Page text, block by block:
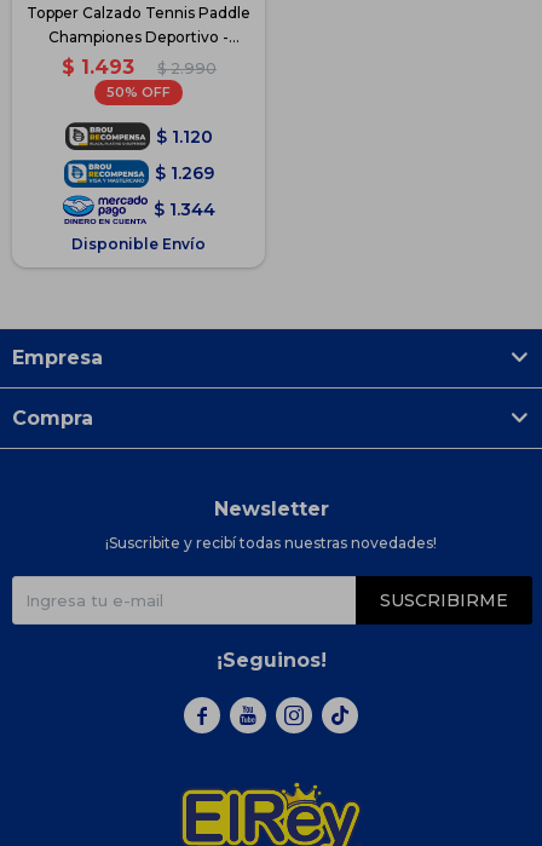
Topper Calzado Tennis Paddle
Championes Deportivo -
Gris/Blanco
$ 1.493 $ 2.990
50
$ 1.120
$ 1.269
$ 1.344
Disponible Envío
Empresa
Compra
Newsletter
¡Suscribite y recibí todas nuestras novedades!
SUSCRIBIRME
¡Seguinos!
  